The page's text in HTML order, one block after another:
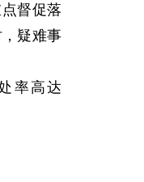
督促落
疑难事
率高达